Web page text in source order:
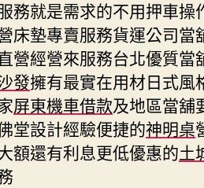
務就是需求的不用押車操
床墊專賣服務貨運公司當
營經營來服務台北優質當
發擁有最實在用材日式風
屏東機車借款及地區當舖
堂設計經驗便捷的神明桌
額還有利息更低優惠的土